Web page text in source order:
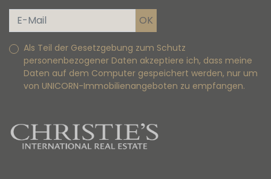
Als Teil der Gesetzgebung zum Schutz
personenbezogener Daten akzeptiere ich, dass meine
Daten auf dem Computer gespeichert werden, nur um
von UNICORN-Immobilienangeboten zu empfangen.